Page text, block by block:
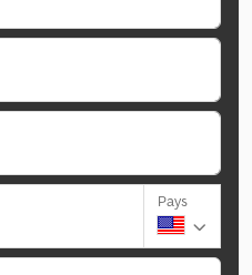
Pays